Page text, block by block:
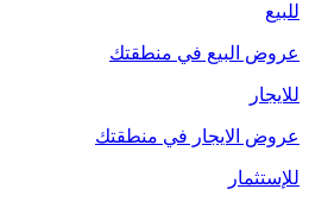
للبيع
عروض البيع في منطقتك
للايجار
عروض الايجار في منطقتك
للإستثمار